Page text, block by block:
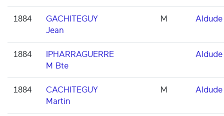
1884
GACHITEGUY
Jean
M Aldude
1884
IPHARRAGUERRE
M Bte
Aldude
1884
CACHITEGUY
Martin
M Aldude